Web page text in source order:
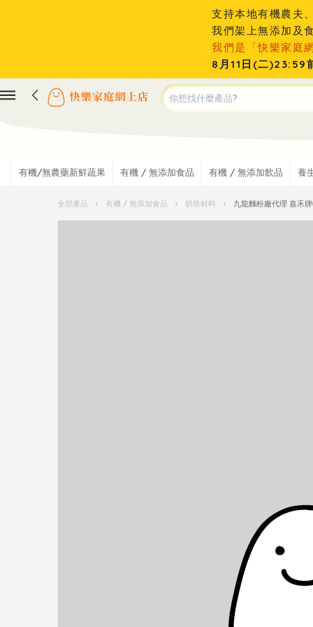
支持本地有機農夫
我們架上無添加及
我們是「快樂家庭
8月11日(二)23:59
有機/無農藥新鮮蔬果 有機 / 無添加食品 有機 / 無添加飲品 養
全部產品 › 有機 / 無添加食品 › 烘焙材料 › 九龍麵粉廠代理 嘉禾